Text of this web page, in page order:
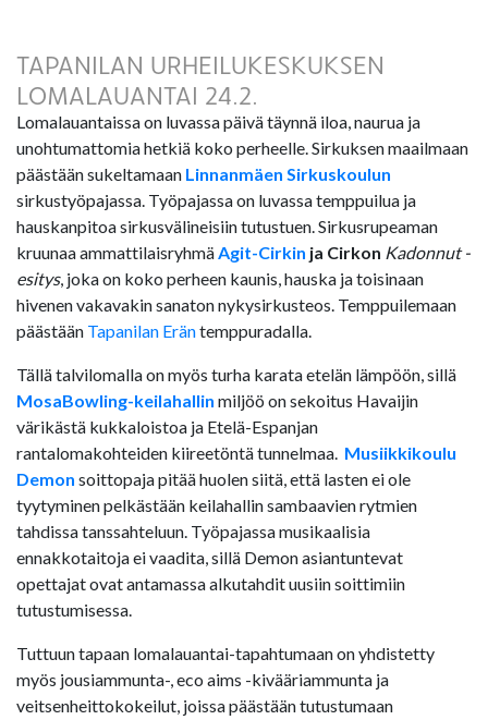
TAPANILAN URHEILUKESKUKSEN
LOMALAUANTAI 24.2.
Lomalauantaissa on luvassa päivä täynnä iloa, naurua ja
unohtumattomia hetkiä koko perheelle. Sirkuksen maailmaan
päästään sukeltamaan Linnanmäen Sirkuskoulun
sirkustyöpajassa. Työpajassa on luvassa temppuilua ja
hauskanpitoa sirkusvälineisiin tutustuen. Sirkusrupeaman
kruunaa ammattilaisryhmäAgit-Cirkin ja Cirkon Kadonnut -
esitys, joka on koko perheen kaunis, hauska ja toisinaan
hivenen vakavakin sanaton nykysirkusteos. Temppuilemaan
päästään Tapanilan Eräntemppuradalla.
Tällä talvilomalla on myös turha karata etelän lämpöön, sillä
MosaBowling-keilahallin miljöö on sekoitus Havaijin
värikästä kukkaloistoa ja Etelä-Espanjan
rantalomakohteiden kiireetöntä tunnelmaa. Musiikkikoulu
Demon soittopaja pitää huolen siitä, että lasten ei ole
tyytyminen pelkästään keilahallin sambaavien rytmien
tahdissa tanssahteluun. Työpajassa musikaalisia
ennakkotaitoja ei vaadita, sillä Demon asiantuntevat
opettajat ovat antamassa alkutahdit uusiin soittimiin
tutustumisessa.
Tuttuun tapaan lomalauantai-tapahtumaan on yhdistetty
myös jousiammunta-, eco aims -kivääriammunta ja
veitsenheittokokeilut, joissa päästään tutustumaan